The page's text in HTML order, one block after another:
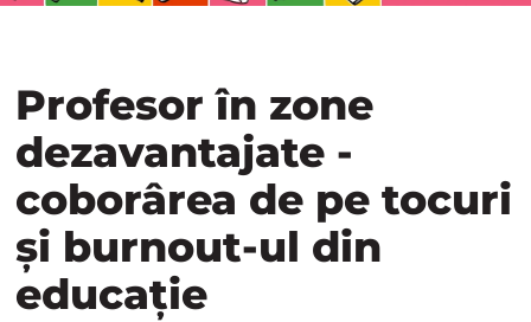
Profesor în zone
dezavantajate -
coborârea de pe tocuri
și burnout-ul din
educație